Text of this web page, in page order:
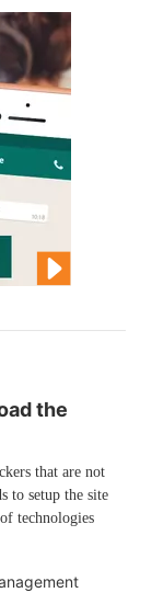
the
that are not
to setup the site
technologies